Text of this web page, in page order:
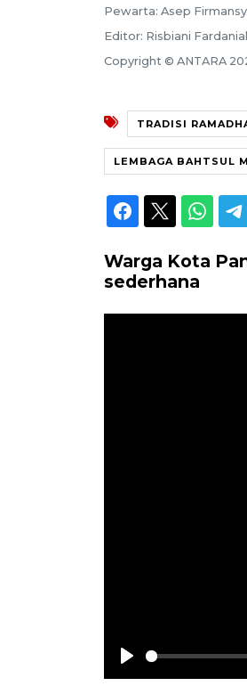
Pewarta: Asep
Editor: Risbiani
Copyright © ANTARA
TRADISI
LEMBAGA BAHTSUL
Warga Kota
sederhana
Play